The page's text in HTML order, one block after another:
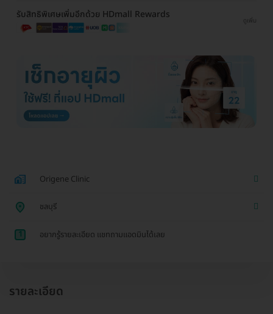
รับสิทธิพิเศษเพิ่มอีกด้วย HDmall Rewards
ดูเพิ่ม
Origene Clinic
ชลบุรี
1 อยากรู้รายละเอียด แชทถามแอดมินได้เลย
รายละเอียด